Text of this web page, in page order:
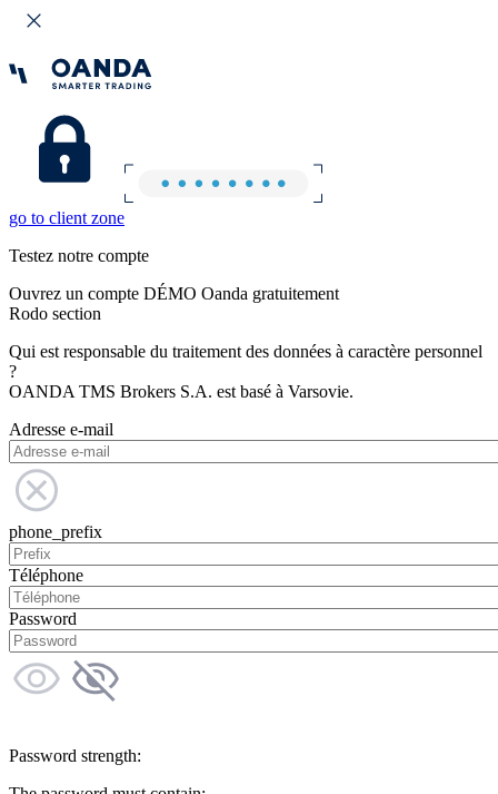
go to client zone
Testez notre compte
Ouvrez un compte DÉMO Oanda gratuitement
Rodo section
Qui est responsable du traitement des données à caractère personnel
?
OANDA TMS Brokers S.A. est basé à Varsovie.
Adresse e-mail
phone_prefix
Téléphone
Password
Password strength: